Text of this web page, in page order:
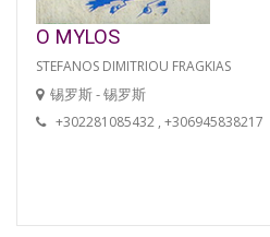
O MYLOS
STEFANOS DIMITRIOU FRAGKIAS
锡罗斯 - 锡罗斯
+302281085432 , +306945838217